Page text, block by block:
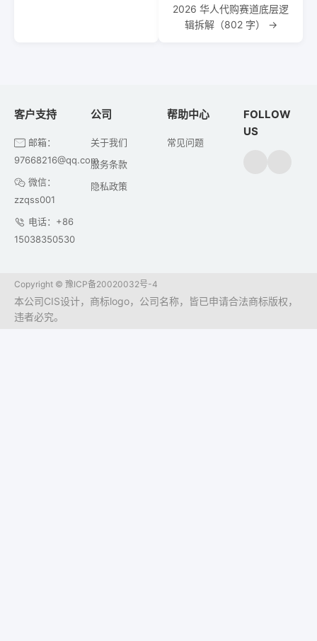
2026 华人代购赛道底层逻
辑拆解（802 字） →
客户支持
邮箱：
97668216@qq.com
微信：
zzqss001
电话：+86
15038350530
公司
关于我们
服务条款
隐私政策
帮助中心
常见问题
FOLLOW
US
Copyright © 豫ICP备20020032号-4
本公司CIS设计，商标logo，公司名称，皆已申请合法商标版权，
违者必究。